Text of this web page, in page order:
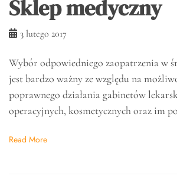
Sklep medyczny
3 lutego 2017
Wybór odpowiedniego zaopatrzenia w
jest bardzo ważny ze względu na
poprawnego działania gabinetów
operacyjnych, kosmetycznych oraz im
Read More